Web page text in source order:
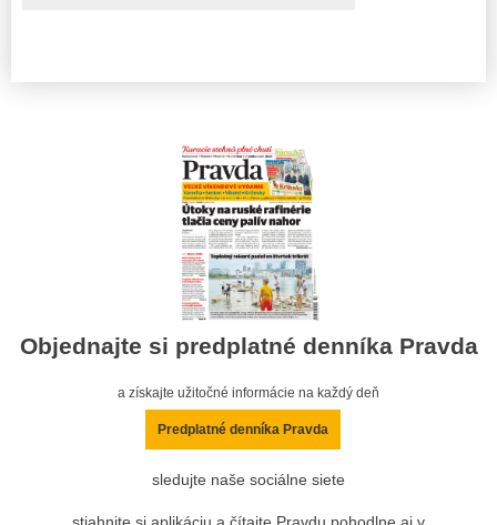
Objednajte si predplatné denníka Pravda
a získajte užitočné informácie na každý deň
Predplatné denníka Pravda
sledujte naše sociálne siete